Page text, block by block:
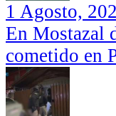
1 Agosto,
En Mostazal
cometido en